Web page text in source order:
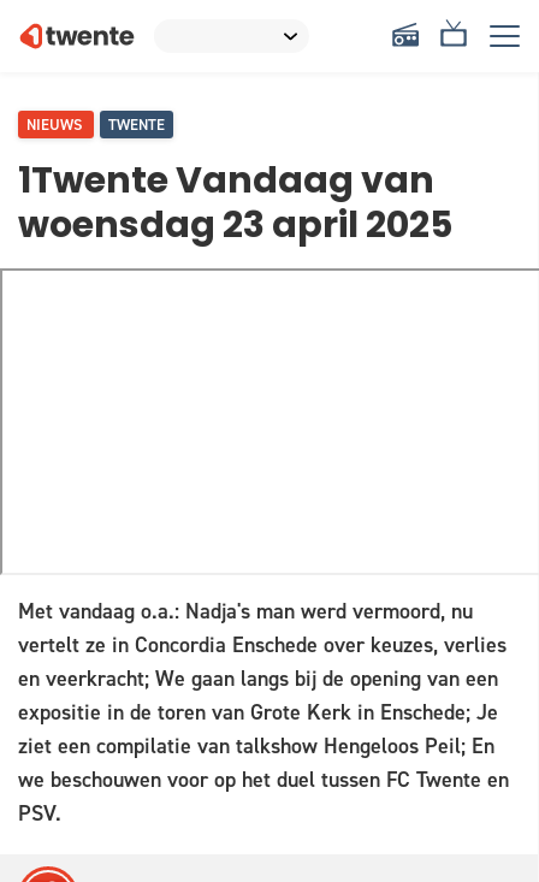
NIEUWS TWENTE
1Twente Vandaag van
woensdag 23 april 2025
Met vandaag o.a.: Nadja's man werd vermoord, nu
vertelt ze in Concordia Enschede over keuzes, verlies
en veerkracht; We gaan langs bij de opening van een
expositie in de toren van Grote Kerk in Enschede; Je
ziet een compilatie van talkshow Hengeloos Peil; En
we beschouwen voor op het duel tussen FC Twente en
PSV.